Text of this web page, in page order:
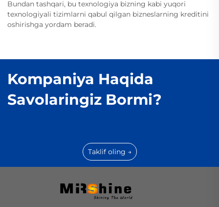
Bundan tashqari, bu texnologiya bizning kabi yuqori
texnologiyali tizimlarni qabul qilgan bizneslarning kreditini
oshirishga yordam beradi.
Kompaniya Haqida
Savolaringiz Bormi?
Taklif oling →